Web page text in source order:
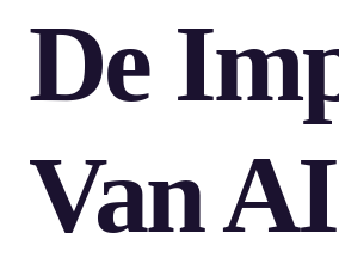
De
Van